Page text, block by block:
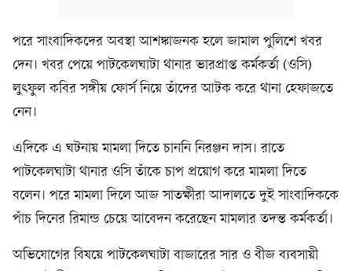
পরে সাংবাদিকদের অবস্থা আশঙ্কাজনক হলে জামাল পুলিশে খবর
দেন। খবর পেয়ে পাটকেলঘাটা থানার ভারপ্রাপ্ত কর্মকর্তা (ওসি)
লুৎফুল কবির সঙ্গীয় ফোর্স নিয়ে তাঁদের আটক করে থানা হেফাজতে
নেন।
এদিকে এ ঘটনায় মামলা দিতে চাননি নিরঞ্জন দাস। রাতে
পাটকেলঘাটা থানার ওসি তাঁকে চাপ প্রয়োগ করে মামলা দিতে
বলেন। পরে মামলা দিলে আজ সাতক্ষীরা আদালতে দুই সাংবাদিককে
পাঁচ দিনের রিমান্ড চেয়ে আবেদন করেছেন মামলার তদন্ত কর্মকর্তা।
অভিযোগের বিষয়ে পাটকেলঘাটা বাজারের সার ও বীজ ব্যবসায়ী